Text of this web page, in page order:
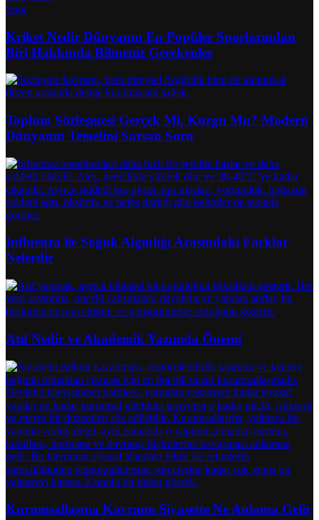
Spor
Kriket Nedir Dünyanın En Popüler Sporlarından
Biri Hakkında Bilmeniz Gerekenler
Toplum Sözleşmesi Gerçek Mi, Kurgu Mu? Modern
Dünyanın Temelini Sarsan Soru
Influenza ile Soğuk Algınlığı Arasındaki Farklar
Nelerdir
Atıf Nedir ve Akademik Yazımda Önemi
Kurumsallaşma Kavramı Siyasette Ne Anlama Gelir